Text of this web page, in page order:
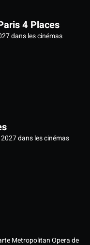
4 Places
dans les cinémas
dans les cinémas
Metropolitan Opera de